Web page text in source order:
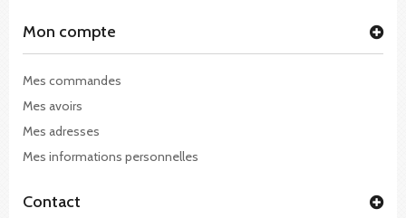
Mon compte
Mes commandes
Mes avoirs
Mes adresses
Mes informations personnelles
Contact